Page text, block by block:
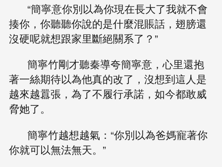
“簡寧意你別以為你現在長大了我就不會
揍你，你聽聽你說的是什麼混賬話，翅膀還
沒硬呢就想跟家里斷絕關系了？”
簡寧竹剛才聽秦導夸簡寧意，心里還抱
著一絲期待以為他真的改了，沒想到這人是
越來越囂張，為了不履行承諾，如今都敢威
脅她了。
簡寧竹越想越氣：“你別以為爸媽寵著你
你就可以無法無天。”